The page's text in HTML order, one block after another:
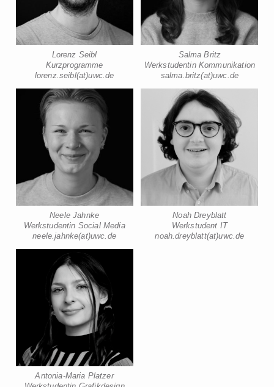
Lorenz Seibl
Kurzprogramme
lorenz.seibl(at)uwc.de
Salma Britz
Werkstudentin Kommunikation
salma.britz(at)uwc.de
Neele Jahnke
Werkstudentin Social Media
neele.jahnke(at)uwc.de
Noah Dreyblatt
Werkstudent IT
noah.dreyblatt(at)uwc.de
Antonia-Maria Platzer